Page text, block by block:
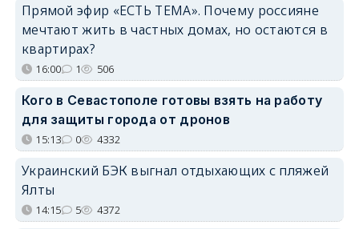
Прямой эфир «ЕСТЬ ТЕМА». Почему россияне
мечтают жить в частных домах, но остаются в
квартирах?
16:00 1 506
Кого в Севастополе готовы взять на работу
для защиты города от дронов
15:13 0 4332
Украинский БЭК выгнал отдыхающих с пляжей
Ялты
14:15 5 4372